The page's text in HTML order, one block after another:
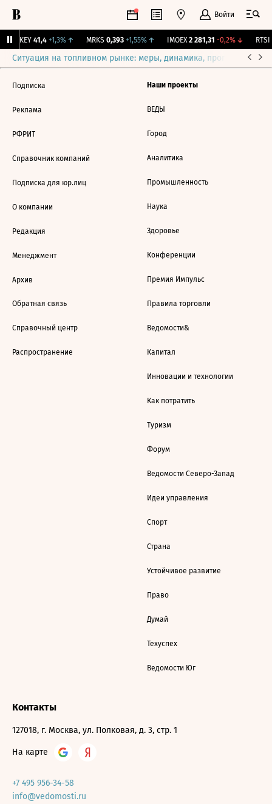
Войти
OKEY 41,4 +1,3%↑ MRKS 0,393 +1,55%↑ IMOEX 2 281,31 -0,2%↓ RTSI
Ситуация на топливном рынке: меры, динамика, прогнозы
Подписка
Реклама
РФРИТ
Справочник компаний
Подписка для юр.лиц
О компании
Редакция
Менеджмент
Архив
Обратная связь
Справочный центр
Распространение
Наши проекты
ВЕДЫ
Город
Аналитика
Промышленность
Наука
Здоровье
Конференции
Премия Импульс
Правила торговли
Ведомости&
Капитал
Инновации и технологии
Как потратить
Туризм
Форум
Ведомости Северо-Запад
Идеи управления
Спорт
Страна
Устойчивое развитие
Право
Думай
Техуспех
Ведомости Юг
Контакты
127018, г. Москва, ул. Полковая, д. 3, стр. 1
На карте
+7 495 956-34-58
info@vedomosti.ru